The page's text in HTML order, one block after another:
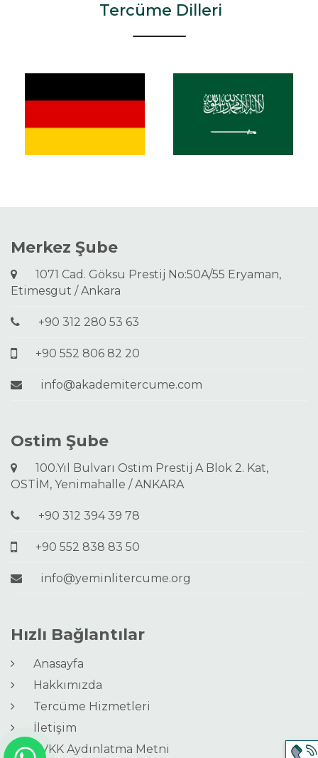
Tercüme Dilleri
Merkez Şube
1071 Cad. Göksu Prestij No:50A/55 Eryaman,
Etimesgut / Ankara
+90 312 280 53 63
+90 552 806 82 20
info@akademitercume.com
Ostim Şube
100.Yıl Bulvarı Ostim Prestij A Blok 2. Kat,
OSTİM, Yenimahalle / ANKARA
+90 312 394 39 78
+90 552 838 83 50
info@yeminlitercume.org
Hızlı Bağlantılar
Anasayfa
Hakkımızda
Tercüme Hizmetleri
İletişim
KVKK Aydınlatma Metni